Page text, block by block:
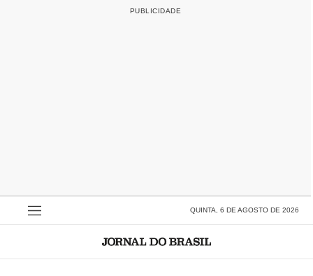
QUINTA, 6 DE AGOSTO DE 2026